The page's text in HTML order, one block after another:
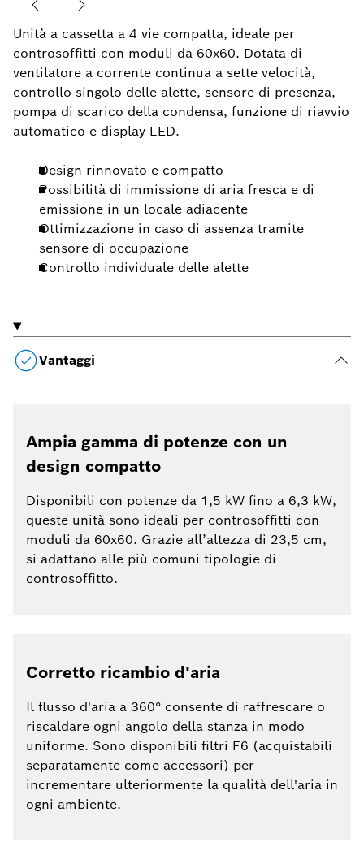
Unità a cassetta a 4 vie compatta, ideale per
controsoffitti con moduli da 60x60. Dotata di
ventilatore a corrente continua a sette velocità,
controllo singolo delle alette, sensore di presenza,
pompa di scarico della condensa, funzione di riavvio
automatico e display LED.
Design rinnovato e compatto
Possibilità di immissione di aria fresca e di
emissione in un locale adiacente
Ottimizzazione in caso di assenza tramite
sensore di occupazione
Controllo individuale delle alette
Vantaggi
Ampia gamma di potenze con un
design compatto
Disponibili con potenze da 1,5 kW fino a 6,3 kW,
queste unità sono ideali per controsoffitti con
moduli da 60x60. Grazie all’altezza di 23,5 cm,
si adattano alle più comuni tipologie di
controsoffitto.
Corretto ricambio d'aria
Il flusso d'aria a 360° consente di raffrescare o
riscaldare ogni angolo della stanza in modo
uniforme. Sono disponibili filtri F6 (acquistabili
separatamente come accessori) per
incrementare ulteriormente la qualità dell'aria in
ogni ambiente.